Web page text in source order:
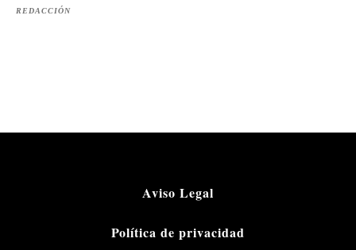
REDACCIÓN
Aviso Legal
Política de privacidad